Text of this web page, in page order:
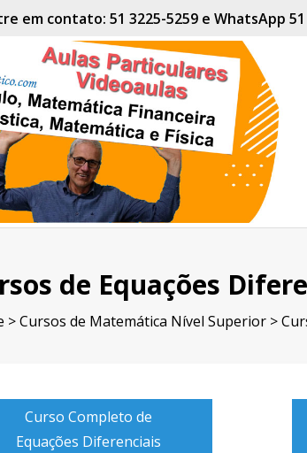
em contato: 51 3225-5259 e WhatsApp
de Equações
>Cursos de Matemática Nível Superior >
Curso Completo de
Equações Diferenciais